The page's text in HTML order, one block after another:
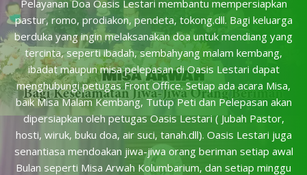
Pelayanan Doa Oasis Lestari membantu mempersiapkan
pastur, romo, prodiakon, pendeta, tokong.dll. Bagi keluarga
berduka yang ingin melaksanakan doa untuk mendiang yang
tercinta, seperti ibadah, sembahyang malam kembang,
ibadat maupun misa pelepasan di Oasis Lestari dapat
menghubungi petugas Front Office. Setiap ada acara Misa,
baik Misa Malam Kembang, Tutup Peti dan Pelepasan akan
dipersiapkan oleh petugas Oasis Lestari ( Jubah Pastor,
hosti, wiruk, buku doa, air suci, tanah.dll). Oasis Lestari juga
senantiasa mendoakan jiwa-jiwa orang beriman setiap awal
Bulan seperti Misa Arwah Kolumbarium, dan setiap minggu